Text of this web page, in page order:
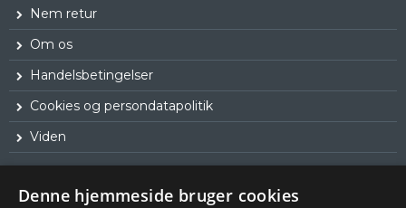
Nem retur
Om os
Handelsbetingelser
Cookies og persondatapolitik
Viden
Denne hjemmeside bruger cookies